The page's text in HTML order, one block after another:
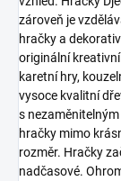
zároveň je
hračky a
originální
karetní hry,
vysoce kvalitní
s
hračky mimo
rozměr. Hračky
nadčasové.